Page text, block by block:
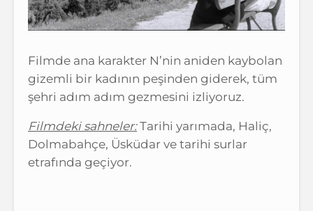
Filmde ana karakter N’nin aniden kaybolan
gizemli bir kadının peşinden giderek, tüm
şehri adım adım gezmesini izliyoruz.
Filmdeki sahneler:Tarihi yarımada, Haliç,
Dolmabahçe, Üsküdar ve tarihi surlar
etrafında geçiyor.